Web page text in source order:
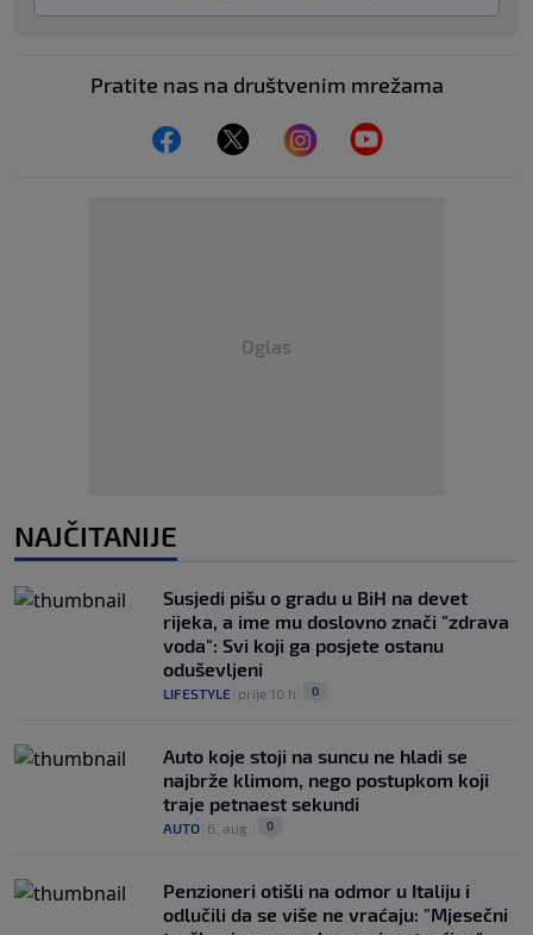
Pratite nas na društvenim mrežama
Oglas
NAJČITANIJE
Susjedi pišu o gradu u BiH na devet
rijeka, a ime mu doslovno znači "zdrava
voda": Svi koji ga posjete ostanu
oduševljeni
LIFESTYLE prije 10 h 0
Auto koje stoji na suncu ne hladi se
najbrže klimom, nego postupkom koji
traje petnaest sekundi
AUTO 6. aug. 0
Penzioneri otišli na odmor u Italiju i
odlučili da se više ne vraćaju: "Mjesečni